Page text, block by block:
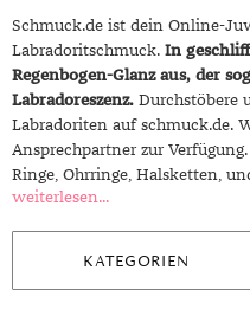
HERRENRINGE
SWAROVSKI RINGE
GELBGOLD RINGE
ROTGOLD RINGE
WEISSGOLD RINGE
EDELSTAHLRINGE
SILBERRINGE
PLATINRINGE
OHRRINGE
OHRHÄNGER
CREOLEN
SILBEROHRRINGE
GOLDOHRRINGE
ARMBÄNDER
DIAMANTANHÄNGER
EDELSTAHLARMBÄNDER
HALSKETTEN
EDELSTAHLKETTEN
GOLDKETTEN
SILBERKETTEN
EDELSTEINE & METALLE
EDELSTEINE
ACHAT
METALLE & LEGIERUNGEN
UHREN
DAMENUHREN
ANHÄNGER
Schmuck.de ist dein Online-
Labradoritschmuck. In
Regenbogen-Glanz aus, der
Labradoreszenz. Durchstöbere
Labradoriten auf schmuck.de.
Ansprechpartner zur
Ringe, Ohrringe, Halsketten,
weiterlesen...
KATEGORIEN